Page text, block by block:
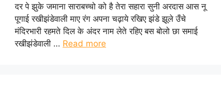
दर पे झुके जमाना साराबच्चो को है तेरा सहारा सुनी अरदास आस नू
पूगाई रखीझंडेवाली माए रंग अपना चढ़ाये रखिए झंडे झूले उँचे
मंदिरभारी रहमते दिल के अंदर नाम लेते रहिए बस बोलो छा समाई
रखीझंडेवाली … Read more